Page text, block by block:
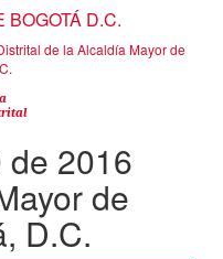
BOGOTÁ D.C.
de la Alcaldía Mayor de
de 2016
de
D.C.